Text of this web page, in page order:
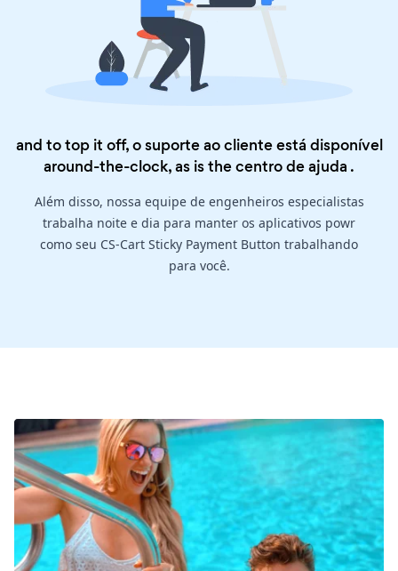
and to top it off, o suporte ao cliente está disponível
around-the-clock, as is thecentro de ajuda .
Além disso, nossa equipe de engenheiros especialistas
trabalha noite e dia para manter os aplicativos powr
como seu CS-Cart Sticky Payment Button trabalhando
para você.